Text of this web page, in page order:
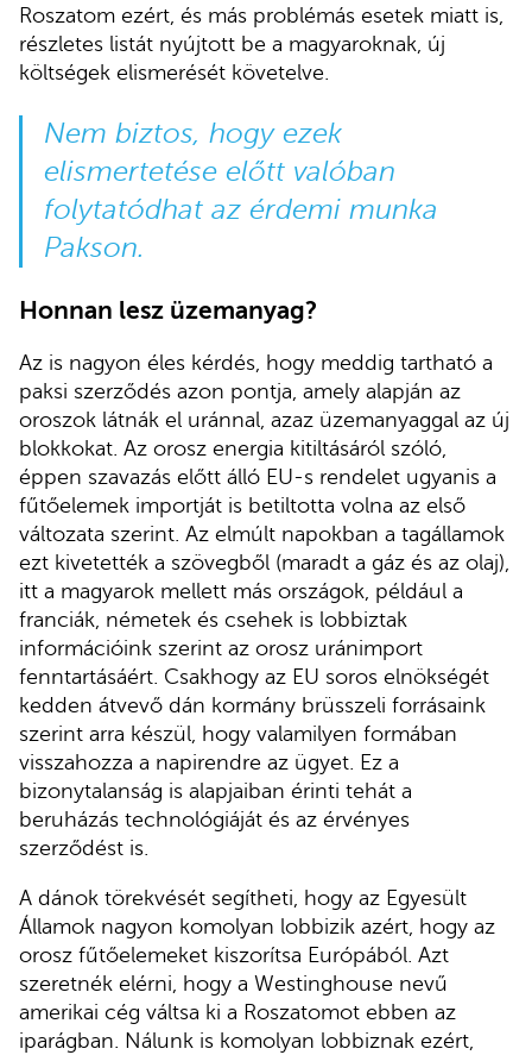
Roszatom ezért, és más problémás esetek miatt is,
részletes listát nyújtott be a magyaroknak, új
költségek elismerését követelve.
Nem biztos, hogy ezek
elismertetése előtt valóban
folytatódhat az érdemi munka
Pakson.
Honnan lesz üzemanyag?
Az is nagyon éles kérdés, hogy meddig tartható a
paksi szerződés azon pontja, amely alapján az
oroszok látnák el uránnal, azaz üzemanyaggal az új
blokkokat. Az orosz energia kitiltásáról szóló,
éppen szavazás előtt álló EU-s rendelet ugyanis a
fűtőelemek importját is betiltotta volna az első
változata szerint. Az elmúlt napokban a tagállamok
ezt kivetették a szövegből (maradt a gáz és az olaj),
itt a magyarok mellett más országok, például a
franciák, németek és csehek is lobbiztak
információink szerint az orosz uránimport
fenntartásáért. Csakhogy az EU soros elnökségét
kedden átvevő dán kormány brüsszeli forrásaink
szerint arra készül, hogy valamilyen formában
visszahozza a napirendre az ügyet. Ez a
bizonytalanság is alapjaiban érinti tehát a
beruházás technológiáját és az érvényes
szerződést is.
A dánok törekvését segítheti, hogy az Egyesült
Államok nagyon komolyan lobbizik azért, hogy az
orosz fűtőelemeket kiszorítsa Európából. Azt
szeretnék elérni, hogy a Westinghouse nevű
amerikai cég váltsa ki a Roszatomot ebben az
iparágban. Nálunk is komolyan lobbiznak ezért,